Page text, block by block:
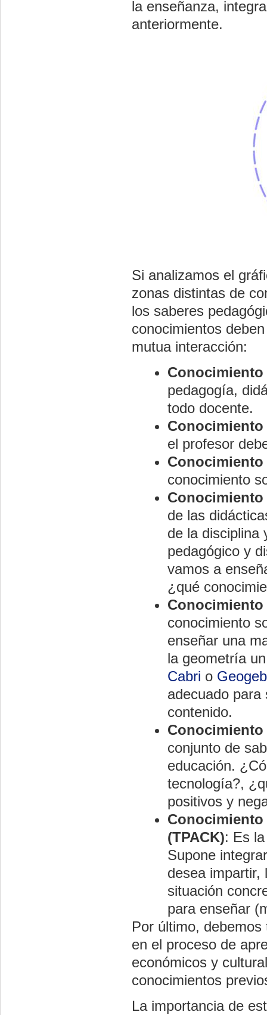
la enseñanza,
anteriormente.
Si analizamos el
zonas distintas de
los saberes
conocimientos
mutua interacción:
pedagogía,
todo docente.
el profesor
conocimiento
de las
de la disciplina
pedagógico y
vamos a
¿qué
conocimiento
enseñar una
la geometría
Cabri o
adecuado para
contenido.
conjunto de
educación.
tecnología?,
positivos y
(TPACK): Es
Supone
desea impartir,
situación
para enseñar
Por último,
en el proceso de
económicos y
conocimientos
La importancia de